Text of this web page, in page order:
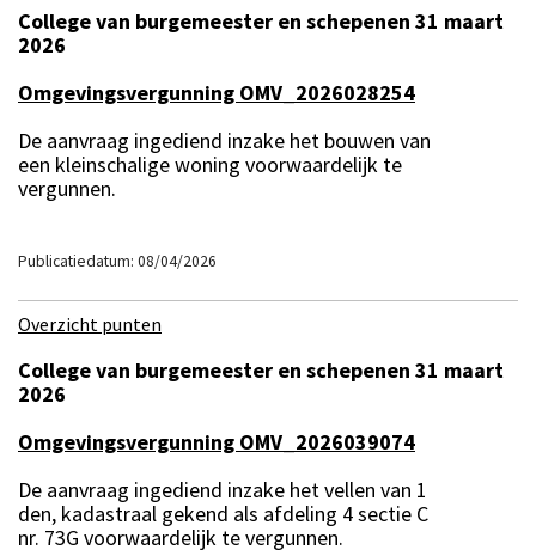
College van burgemeester en schepenen 31 maart
2026
Omgevingsvergunning OMV_2026028254
De aanvraag ingediend inzake het bouwen van
een kleinschalige woning voorwaardelijk te
vergunnen.
Publicatiedatum: 08/04/2026
Overzicht punten
College van burgemeester en schepenen 31 maart
2026
Omgevingsvergunning OMV_2026039074
De aanvraag ingediend inzake het vellen van 1
den, kadastraal gekend als afdeling 4 sectie C
nr. 73G voorwaardelijk te vergunnen.